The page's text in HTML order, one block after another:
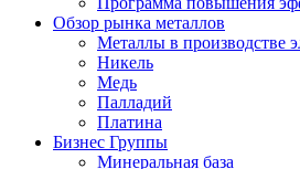
Обзор рынка металлов
Металлы в производстве
Никель
Медь
Палладий
Платина
Бизнес Группы
Минеральная база